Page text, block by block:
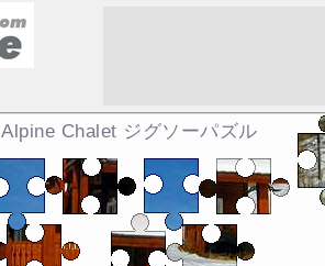
Alpine Chalet ジグソーパズル